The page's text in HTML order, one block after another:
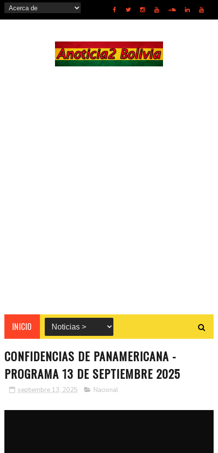
INICIO
CONFIDENCIAS DE PANAMERICANA -
PROGRAMA 13 DE SEPTIEMBRE 2025
septiembre 13, 2025 Nacional